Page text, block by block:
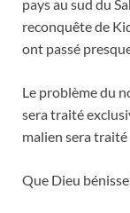
pays au sud du
reconquête de
ont passé
Le problème du
sera traité
malien sera
Que Dieu